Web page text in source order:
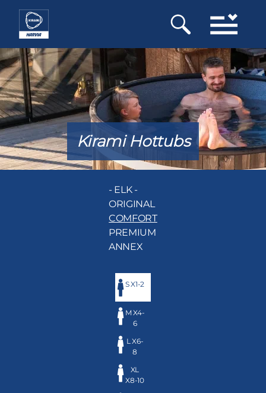
Overslaan
naar
de
inhoud
gaan
Kirami Hottubs
- ELK -
ORIGINAL
COMFORT
PREMIUM
ANNEX
S X1-2
M X4-
6
L X6-
8
XL
X8-10